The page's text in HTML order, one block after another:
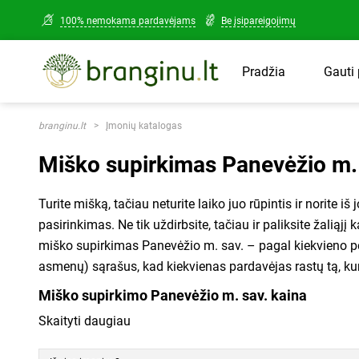
100% nemokama pardavėjams Be įsipareigojimų
Pradžia Gauti
branginu.lt Įmonių katalogas
Miško supirkimas Panevėžio
Turite mišką, tačiau neturite laiko juo rūpintis ir norite
pasirinkimas. Ne tik uždirbsite, tačiau ir paliksite žaliąjį
miško supirkimas Panevėžio m. sav. – pagal kiekvieno
asmenų) sąrašus, kad kiekvienas pardavėjas rastų tą,
Miško supirkimo Panevėžio m. sav. kaina
Skaityti daugiau
Kur rasti
Kadastrinį numerį
savo numerio
Šiuo klausimu taip
mumis!
1515.
Telefono nr.
Jūsų el. paštas
Susipažinau ir sutinku
privatumo politika ir jų
pradėkite gauti
+ pridėti daugiau